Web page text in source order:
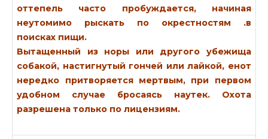
оттепель часто пробуждается, начиная
неутомимо рыскать по окрестностям .в
поисках пищи.
Вытащенный из норы или другого убежища
собакой, настигнутый гончей или лайкой, енот
нередко притворяется мертвым, при первом
удобном случае бросаясь наутек. Охота
разрешена только по лицензиям.